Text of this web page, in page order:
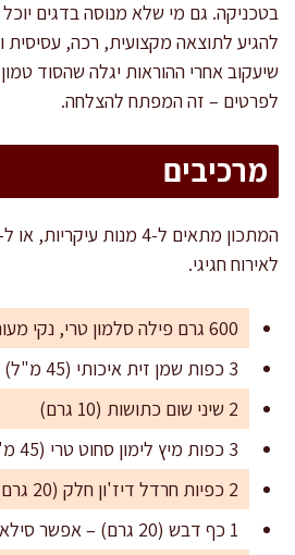
בטכניקה. גם מי שלא מנוסה בדגים
להגיע לתוצאה מקצועית, רכה, עסיסית
שיעקוב אחרי ההוראות יגלה שהסוד
לפרטים – זה המפתח להצלחה.
מרכיבים
לאירוח חגיגי.
600 גרם פילה סלמון טרי, נקי מעור ועצמות
3 כפות שמן זית איכותי (45 מ"ל)
2 שיני שום כתושות (10 גרם)
3 כפות מיץ לימון סחוט טרי (45 מ"ל)
2 כפיות חרדל דיז'ון חלק (20 גרם)
1 כף דבש (20 גרם) – אפשר סילאן במקום גרסה טבעונית